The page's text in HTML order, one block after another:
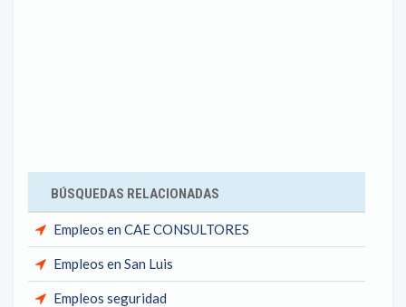
BÚSQUEDAS RELACIONADAS
Empleos en CAE CONSULTORES
Empleos en San Luis
Empleos seguridad